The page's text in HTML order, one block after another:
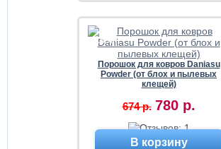
-16%
Порошок для ковров Daniasu
Powder (от блох и пылевых
клещей)
674 р. 780 р.
В корзину